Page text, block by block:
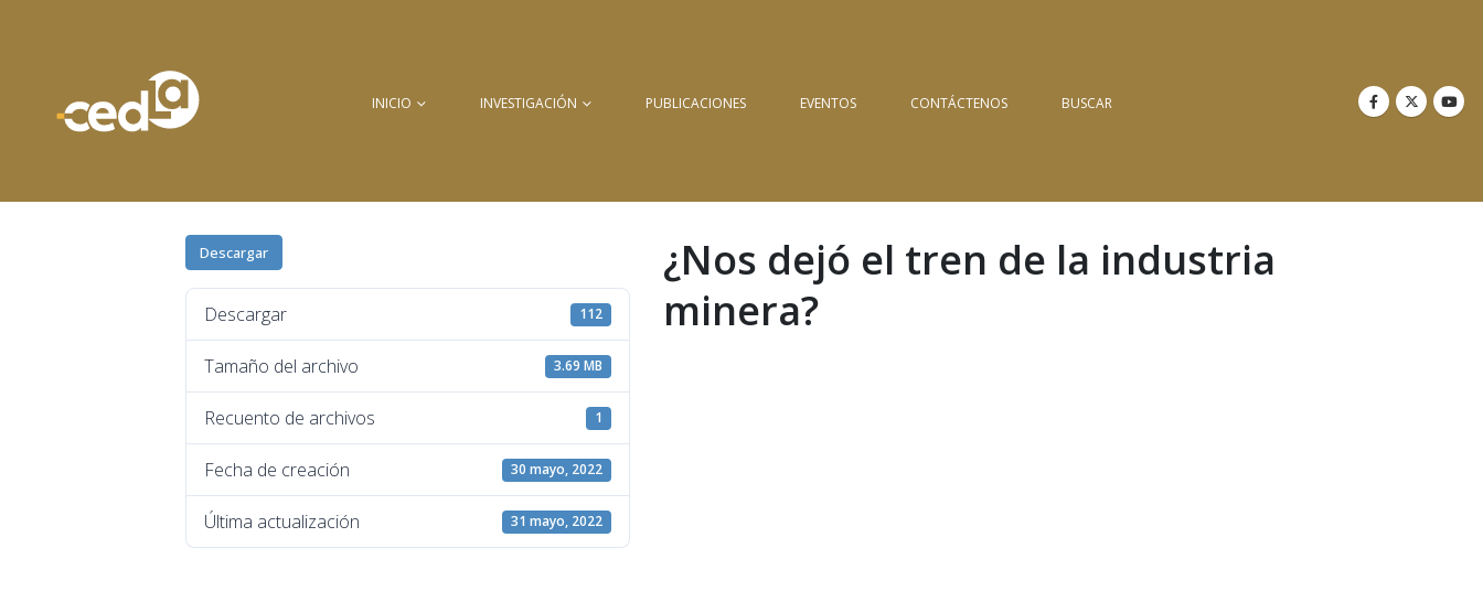
INICIO INVESTIGACIÓN PUBLICACIONES EVENTOS CONTÁCTENOS BUSCAR
Descargar
Descargar 112
Tamaño del archivo 3.69 MB
Recuento de archivos 1
Fecha de creación 30 mayo, 2022
Última actualización 31 mayo, 2022
¿Nos dejó el tren de la industria
minera?